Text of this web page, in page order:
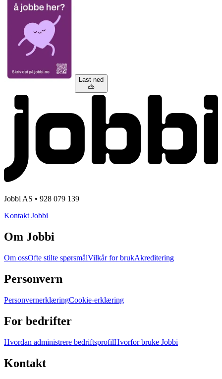
Last ned
Jobbi AS • 928 079 139
Kontakt Jobbi
Om Jobbi
Om ossOfte stilte spørsmålVilkår for brukAkreditering
Personvern
PersonvernerklæringCookie-erklæring
For bedrifter
Hvordan administrere bedriftsprofilHvorfor bruke Jobbi
Kontakt